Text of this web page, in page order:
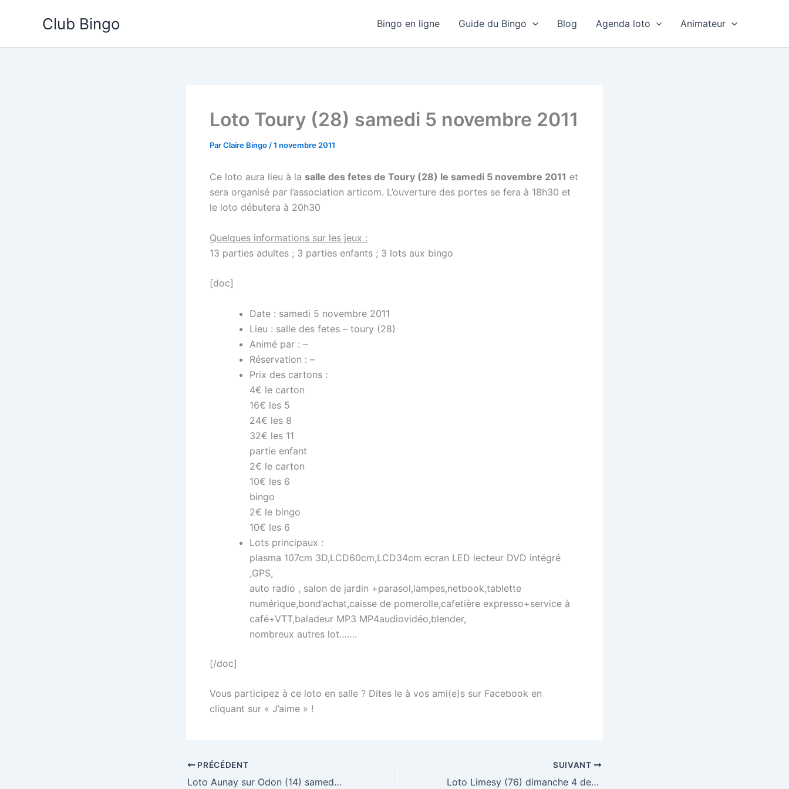
Club Bingo Bingo en ligne Guide du Bingo Blog Agenda loto Animateur
Loto Toury (28) samedi 5 novembre 2011
ParClaire Bingo /1 novembre 2011
Ce loto aura lieu à la salle des fetes de Toury (28) le samedi 5 novembre 2011 et
sera organisé par l’association articom. L’ouverture des portes se fera à 18h30 et
le loto débutera à 20h30
Quelques informations sur les jeux :
13 parties adultes ; 3 parties enfants ; 3 lots aux bingo
[doc]
Date : samedi 5 novembre 2011
Lieu : salle des fetes – toury (28)
Animé par : –
Réservation : –
Prix des cartons :
4€ le carton
16€ les 5
24€ les 8
32€ les 11
partie enfant
2€ le carton
10€ les 6
bingo
2€ le bingo
10€ les 6
Lots principaux :
plasma 107cm 3D,LCD60cm,LCD34cm ecran LED lecteur DVD intégré
,GPS,
auto radio , salon de jardin +parasol,lampes,netbook,tablette
numérique,bond’achat,caisse de pomerolle,cafetière expresso+service à
café+VTT,baladeur MP3 MP4audiovidéo,blender,
nombreux autres lot…….
[/doc]
Vous participez à ce loto en salle ? Dites le à vos ami(e)s sur Facebook en
cliquant sur « J’aime » !
PRÉCÉDENT
Loto Aunay sur Odon (14) samedi 5 novembre 2011
SUIVANT
Loto Limesy (76) dimanche 4 decembre 2011